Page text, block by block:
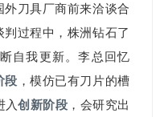
刀具厂商前来洽谈合
过程中，株洲钻石了
自我更新。李总回忆
段 ，模仿已有刀片的槽
入创新阶段 ，会研究出